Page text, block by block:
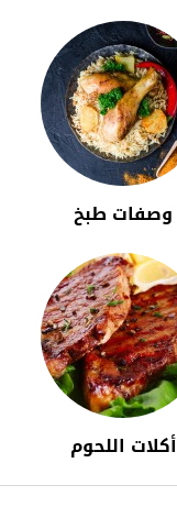
وصفات طبخ
أكلات اللحوم